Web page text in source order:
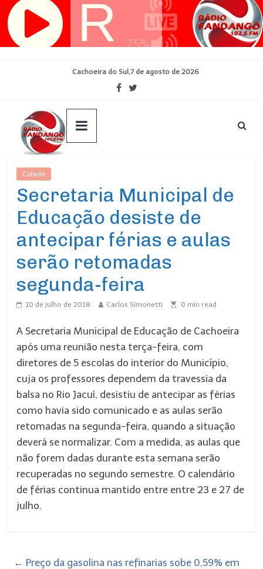
Pular
para
Cachoeira do Sul,7 de agosto de 2026
Cidade
Secretaria Municipal de
Educação desiste de
antecipar férias e aulas
serão retomadas
segunda-feira
10 de julho de 2018 Carlos Simonetti 0 min read
A Secretaria Municipal de Educação de Cachoeira
após uma reunião nesta terça-feira, com
diretores de 5 escolas do interior do Município,
cuja os professores dependem da travessia da
balsa no Rio Jacuí, desistiu de antecipar as férias
como havia sido comunicado e as aulas serão
retomadas na segunda-feira, quando a situação
deverá se normalizar. Com a medida, as aulas que
não forem dadas durante esta semana serão
recuperadas no segundo semestre. O calendário
de férias continua mantido entre entre 23 e 27 de
julho.
← Preço da gasolina nas refinarias sobe 0,59% em